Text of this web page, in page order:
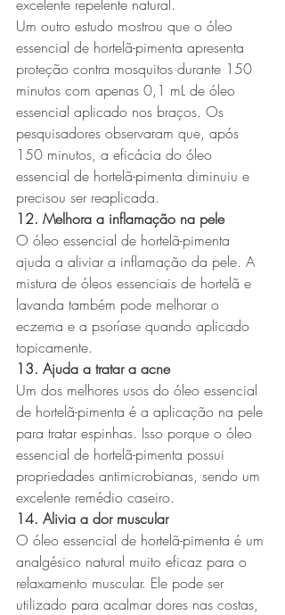
excelente repelente natural.
Um outro estudo mostrou que o óleo
essencial de hortelã-pimenta apresenta
proteção contra mosquitos durante 150
minutos com apenas 0,1 mL de óleo
essencial aplicado nos braços. Os
pesquisadores observaram que, após
150 minutos, a eficácia do óleo
essencial de hortelã-pimenta diminuiu e
precisou ser reaplicada.
12. Melhora a inflamação na pele
O óleo essencial de hortelã-pimenta
ajuda a aliviar a inflamação da pele. A
mistura de óleos essenciais de hortelã e
lavanda também pode melhorar o
eczema e a psoríase quando aplicado
topicamente.
13. Ajuda a tratar a acne
Um dos melhores usos do óleo essencial
de hortelã-pimenta é a aplicação na pele
para tratar espinhas. Isso porque o óleo
essencial de hortelã-pimenta possui
propriedades antimicrobianas, sendo um
excelente remédio caseiro.
14. Alivia a dor muscular
O óleo essencial de hortelã-pimenta é um
analgésico natural muito eficaz para o
relaxamento muscular. Ele pode ser
utilizado para acalmar dores nas costas,